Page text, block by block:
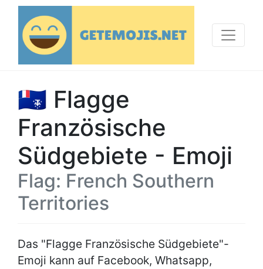
🇹🇫 Flagge
Französische
Südgebiete - Emoji
Flag: French Southern
Territories
Das "Flagge Französische Südgebiete"-
Emoji kann auf Facebook, Whatsapp,